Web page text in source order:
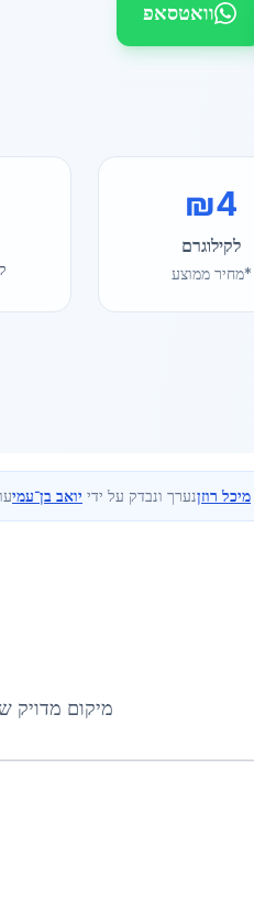
וואטסאפ
₪4
לקילוגרם
*מחיר ממוצע
מיכל רוזןנערך ונבדק על ידי יואב בן־עמי
מיקום מדויק